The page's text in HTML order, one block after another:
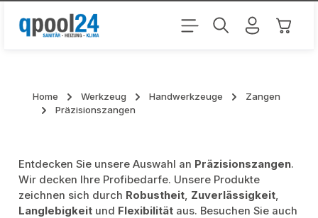
Zum Hauptinhalt springen
Home Werkzeug Handwerkzeuge
Zangen
Präzisionszangen
Entdecken Sie unsere Auswahl an Präzisionszangen.
Wir decken Ihre Profibedarfe. Unsere Produkte
zeichnen sich durch Robustheit, Zuverlässigkeit,
Langlebigkeit und Flexibilität aus. Besuchen Sie auch